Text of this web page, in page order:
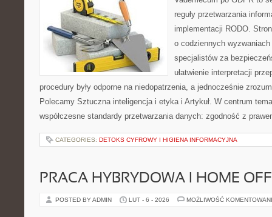
reguły przetwarzania
implementacji RODO.
o codziennych
specjalistów za
ułatwienie interpretacji
procedury były odporne na niedopatrzenia, a jednocześnie
Polecamy Sztuczna inteligencja i etyka i Artykuł. W centrum
współczesne standardy przetwarzania danych: zgodność z
CATEGORIES: DETOKS CYFROWY I HIGIENA INFORMACYJNA
PRACA HYBRYDOWA I HOME
POSTED BY ADMIN LUT - 6 - 2026 MOŻLIWOŚĆ